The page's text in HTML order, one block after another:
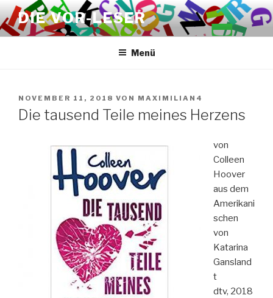
Zum
Inhalt
springen
DIE VOR-LESER
Menü
VERÖFFENTLICHT
AM
NOVEMBER 11, 2018 VON MAXIMILIAN4
Die tausend Teile meines Herzens
von
Colleen
Hoover
aus dem
Amerikani
schen
von
Katarina
Gansland
t
dtv, 2018